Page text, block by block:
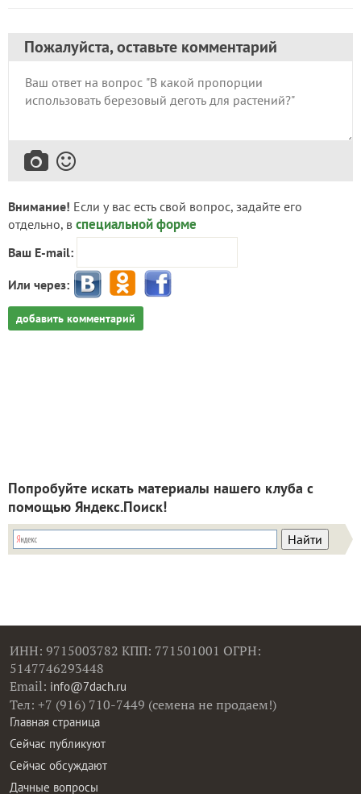
Пожалуйста, оставьте комментарий
Внимание! Если у вас есть свой вопрос, задайте его
отдельно, в специальной форме
Ваш E-mail:
Или через:
добавить комментарий
Попробуйте искать материалы нашего клуба с
помощью Яндекс.Поиск!
ИНН: 9715003782 КПП: 771501001 ОГРН:
5147746293448
Email: info@7dach.ru
Тел: +7 (916) 710-7449 (семена не продаем!)
Главная страница
Сейчас публикуют
Сейчас обсуждают
Дачные вопросы